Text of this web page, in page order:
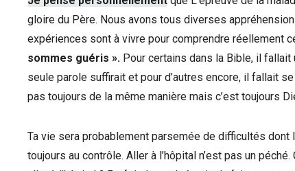
gloire du Père. Nous avons tous diverses
expériences sont à vivre pour comprendre réellement
sommes guéris ». Pour certains dans la Bible, il fallait
seule parole suffirait et pour d’autres encore, il fallait
pas toujours de la même manière mais c’est toujours
Ta vie sera probablement parsemée de difficultés dont
toujours au contrôle. Aller à l’hôpital n’est pas un